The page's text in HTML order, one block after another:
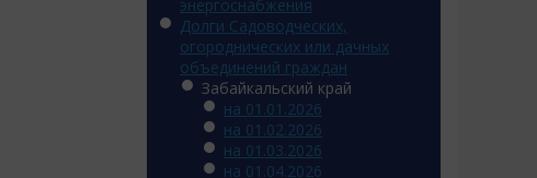
энергоснабжения
Долги Садоводческих,
огороднических или дачных
объединений граждан
Забайкальский край
на 01.01.2026
на 01.02.2026
на 01.03.2026
на 01.04.2026